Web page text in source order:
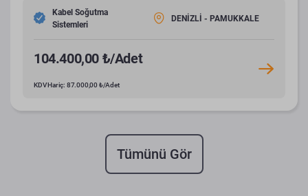
Kabel Soğutma
Sistemleri
DENİZLİ - PAMUKKALE
104.400,00 ₺/Adet
KDV Hariç: 87.000,00 ₺/Adet
Tümünü Gör